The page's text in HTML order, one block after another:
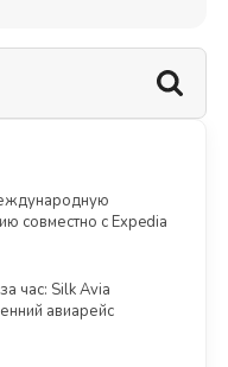
совместно с Expedia
час: Silk Avia
авиарейс